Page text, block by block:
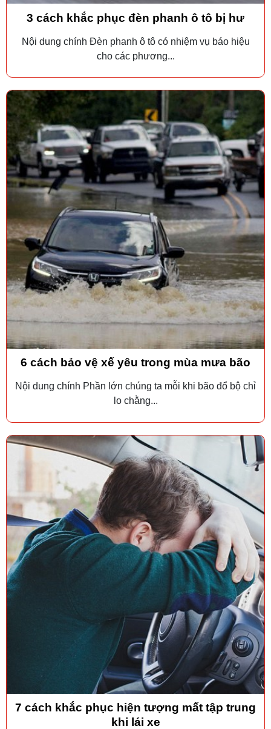
3 cách khắc phục đèn phanh ô tô bị hư
Nội dung chính Đèn phanh ô tô có nhiệm vụ báo hiệu
cho các phương...
6 cách bảo vệ xế yêu trong mùa mưa bão
Nội dung chính Phần lớn chúng ta mỗi khi bão đổ bộ chỉ
lo chằng...
7 cách khắc phục hiện tượng mất tập trung
khi lái xe